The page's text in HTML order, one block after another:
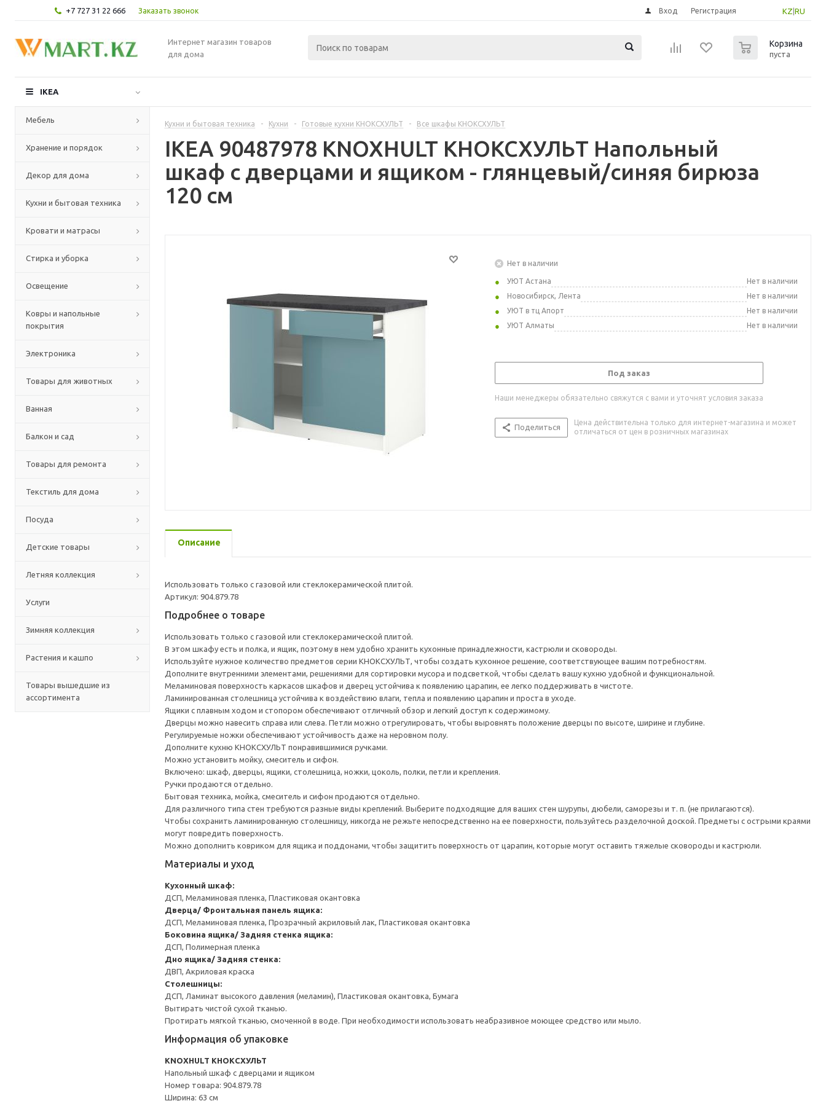
+7 727 31 22 666 Заказать звонок KZ RU
Вход Регистрация
Интернет магазин товаров
для дома
Корзина
пуста
IKEA
Мебель
Хранение и порядок
Декор для дома
Кухни и бытовая техника
Кровати и матрасы
Стирка и уборка
Освещение
Ковры и напольные
покрытия
Электроника
Товары для животных
Ванная
Балкон и сад
Товары для ремонта
Текстиль для дома
Посуда
Детские товары
Летняя коллекция
Услуги
Зимняя коллекция
Растения и кашпо
Товары вышедшие из
ассортимента
Кухни и бытовая техника - Кухни - Готовые кухни КНОКСХУЛЬТ - Все шкафы КНОКСХУЛЬТ
IKEA 90487978 KNOXHULT КНОКСХУЛЬТ Напольный
шкаф с дверцами и ящиком - глянцевый/синяя бирюза
120 см
Нет в наличии
УЮТ Астана
Нет в наличии
Новосибирск, Лента
Нет в наличии
УЮТ в тц Апорт
Нет в наличии
УЮТ Алматы
Нет в наличии
Под заказ
Наши менеджеры обязательно свяжутся с вами и уточнят условия заказа
Поделиться
Цена действительна только для интернет-магазина и может
отличаться от цен в розничных магазинах
Описание
Использовать только с газовой или стеклокерамической плитой.
Артикул: 904.879.78
Подробнее о товаре
Использовать только с газовой или стеклокерамической плитой.
В этом шкафу есть и полка, и ящик, поэтому в нем удобно хранить кухонные принадлежности, кастрюли и сковороды.
Используйте нужное количество предметов серии КНОКСХУЛЬТ, чтобы создать кухонное решение, соответствующее вашим потребностям.
Дополните внутренними элементами, решениями для сортировки мусора и подсветкой, чтобы сделать вашу кухню удобной и функциональной.
Меламиновая поверхность каркасов шкафов и дверец устойчива к появлению царапин, ее легко поддерживать в чистоте.
Ламинированная столешница устойчива к воздействию влаги, тепла и появлению царапин и проста в уходе.
Ящики с плавным ходом и стопором обеспечивают отличный обзор и легкий доступ к содержимому.
Дверцы можно навесить справа или слева. Петли можно отрегулировать, чтобы выровнять положение дверцы по высоте, ширине и глубине.
Регулируемые ножки обеспечивают устойчивость даже на неровном полу.
Дополните кухню КНОКСХУЛЬТ понравившимися ручками.
Можно установить мойку, смеситель и сифон.
Включено: шкаф, дверцы, ящики, столешница, ножки, цоколь, полки, петли и крепления.
Ручки продаются отдельно.
Бытовая техника, мойка, смеситель и сифон продаются отдельно.
Для различного типа стен требуются разные виды креплений. Выберите подходящие для ваших стен шурупы, дюбели, саморезы и т. п. (не прилагаются).
Чтобы сохранить ламинированную столешницу, никогда не режьте непосредственно на ее поверхности, пользуйтесь разделочной доской. Предметы с острыми краями
могут повредить поверхность.
Можно дополнить ковриком для ящика и поддонами, чтобы защитить поверхность от царапин, которые могут оставить тяжелые сковороды и кастрюли.
Материалы и уход
Кухонный шкаф:
ДСП, Меламиновая пленка, Пластиковая окантовка
Дверца/ Фронтальная панель ящика:
ДСП, Меламиновая пленка, Прозрачный акриловый лак, Пластиковая окантовка
Боковина ящика/ Задняя стенка ящика:
ДСП, Полимерная пленка
Дно ящика/ Задняя стенка:
ДВП, Акриловая краска
Столешницы:
ДСП, Ламинат высокого давления (меламин), Пластиковая окантовка, Бумага
Вытирать чистой сухой тканью.
Протирать мягкой тканью, смоченной в воде. При необходимости использовать неабразивное моющее средство или мыло.
Информация об упаковке
KNOXHULT КНОКСХУЛЬТ
Напольный шкаф с дверцами и ящиком
Номер товара: 904.879.78
Ширина: 63 см